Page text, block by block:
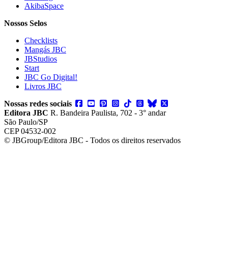
AkibaSpace
Nossos Selos
Checklists
Mangás JBC
JBStudios
Start
JBC Go Digital!
Livros JBC
Nossas redes sociais
Editora JBC R. Bandeira Paulista, 702 - 3° andar
São Paulo/SP
CEP 04532-002
© JBGroup/Editora JBC - Todos os direitos reservados